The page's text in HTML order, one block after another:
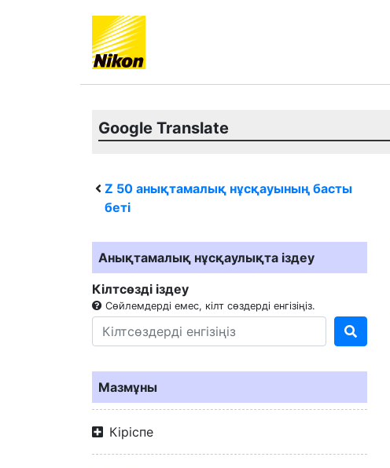
Google Translate
Z 50 анықтамалық нұсқауының басты
беті
Анықтамалық нұсқаулықта іздеу
Кілтсөзді іздеу
Сөйлемдерді емес, кілт сөздерді енгізіңіз.
Мазмұны
Кіріспе